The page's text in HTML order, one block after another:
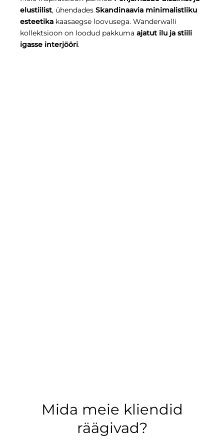
elustiilist, ühendades Skandinaavia minimalistliku
esteetikakaasaegse loovusega. Wanderwalli
kollektsioon on loodud pakkuma ajatut ilu ja stiili
igasse interjööri.
Mida meie kliendid
räägivad?